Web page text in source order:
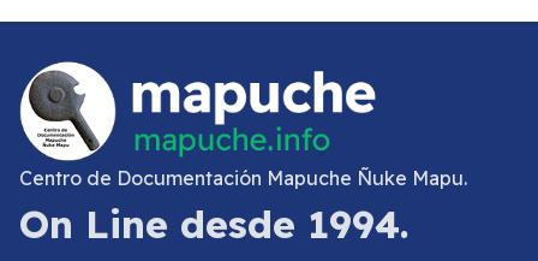
Centro de Documentación Mapuche Ñuke Mapu.
On Line desde 1994.